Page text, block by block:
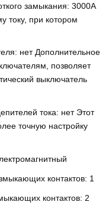
замыкания: 3000А
току, при котором
нетДополнительное
позволяет
выключатель
тока: нет Этот
точную настройку
контактов: 1
контактов: 2